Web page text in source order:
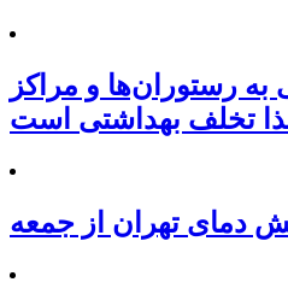
به رستوران‌ها و مراکز
تخلف بهداشتی است
دمای تهران از جمعه